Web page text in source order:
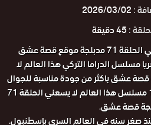
:
2026/03/02
:45 دقيقة
مسلسل هذا العالم لا يسعني الحلقة 71 مدبلجة موقع قصة عشق
مسلسل الدراما التركي هذا العالم لا
الحلقة 71 كاملة قصة عشق باكثر من جودة مناسبة للجوال
1080P+720P+480P+360P مسلسل هذا العالم لا يسعني الحلقة 71
قصة عشق.
صغر سنه في العالم السري بإسطنبول.